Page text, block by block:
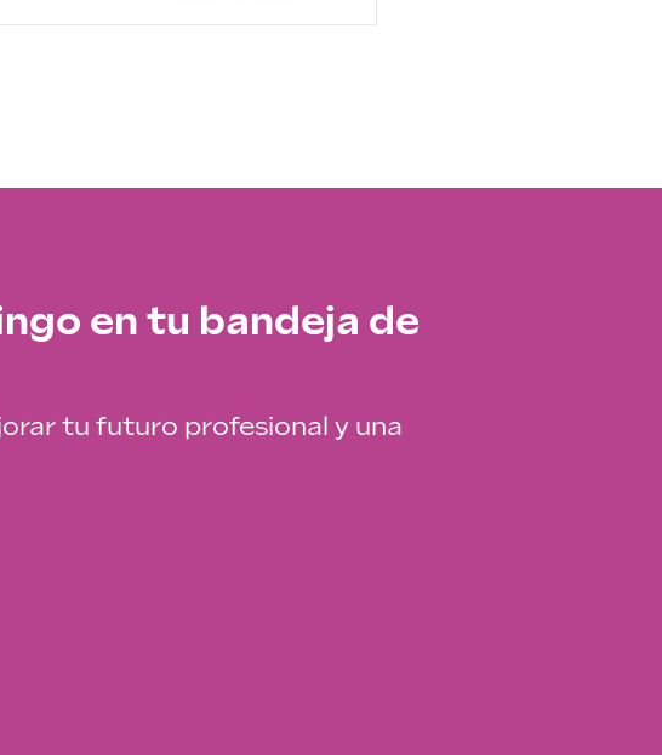
en tu bandeja de
tu futuro profesional y una